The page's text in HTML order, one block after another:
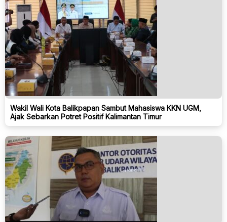
Wakil Wali Kota Balikpapan Sambut Mahasiswa KKN UGM,
Ajak Sebarkan Potret Positif Kalimantan Timur